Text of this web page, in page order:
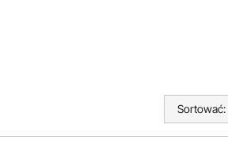
Sortować: